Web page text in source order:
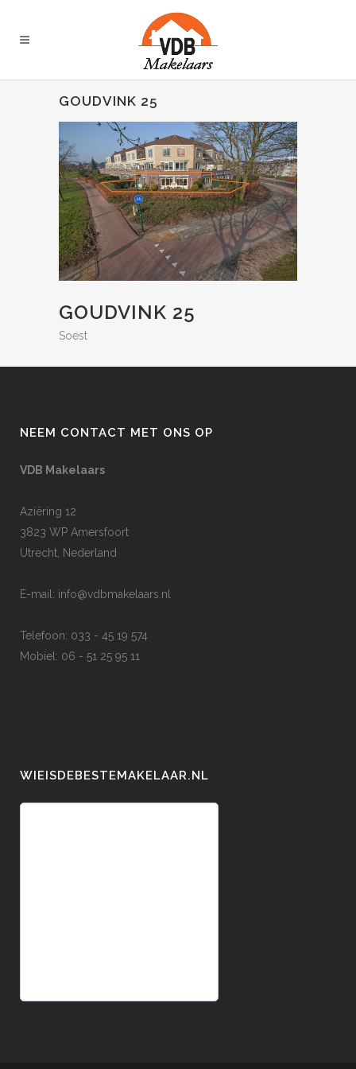
GOUDVINK 25
GOUDVINK 25
Soest
NEEM CONTACT MET ONS OP
VDB Makelaars
Aziëring 12
3823 WP Amersfoort
Utrecht, Nederland
E-mail: info@vdbmakelaars.nl
Telefoon: 033 - 45 19 574
Mobiel: 06 - 51 25 95 11
WIEISDEBESTEMAKELAAR.NL